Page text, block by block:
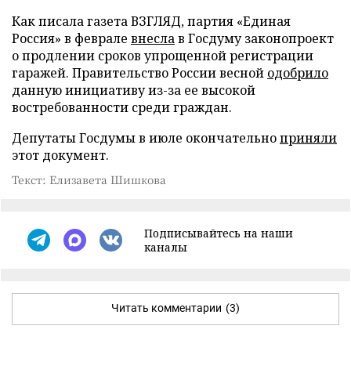
Как писала газета ВЗГЛЯД, партия «Единая
Россия» в феврале внеслав Госдуму законопроект
о продлении сроков упрощенной регистрации
гаражей. Правительство России весной одобрило
данную инициативу из-за ее высокой
востребованности среди граждан.
Депутаты Госдумы в июле окончательноприняли
этот документ.
Текст: Елизавета Шишкова
Подписывайтесь на наши
каналы
Читать комментарии (3)